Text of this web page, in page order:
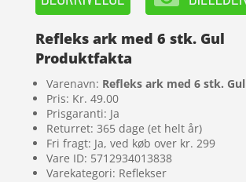
Refleks ark med 6 stk. Gul
Produktfakta
Varenavn: Refleks ark med 6 stk. Gul
Pris: Kr. 49.00
Prisgaranti: Ja
Returret: 365 dage (et helt år)
Fri fragt: Ja, ved køb over kr. 299
Vare ID: 5712934013838
Varekategori: Reflekser